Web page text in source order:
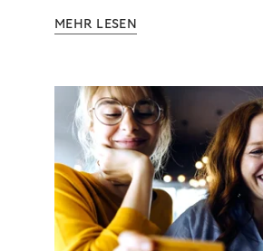
Zahlungsabwicklung echte
MEHR LESEN